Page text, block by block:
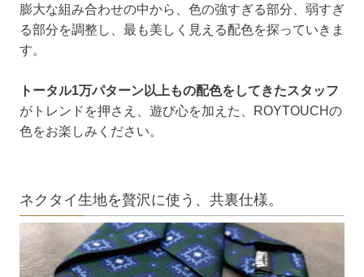
膨大な組み合わせの中から、色の強すぎる部分、弱すぎ
る部分を調整し、最も美しく見える配色を探っていきま
す。
トータル1万パターン以上もの配色をしてきたスタッフ
がトレンドを押さえ、遊び心を加えた、ROYTOUCHの
色をお楽しみください。
ネクタイ生地を贅沢に使う、共裏仕様。